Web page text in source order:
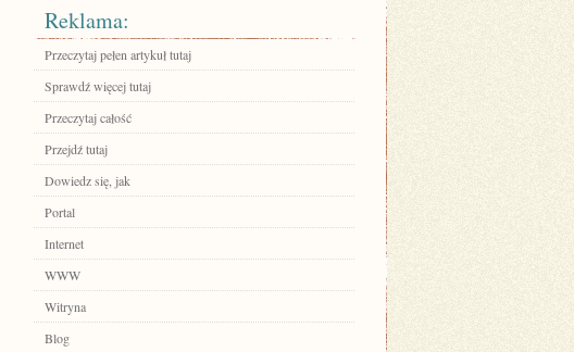
Reklama:
Przeczytaj pełen artykuł tutaj
Sprawdź więcej tutaj
Przeczytaj całość
Przejdź tutaj
Dowiedz się, jak
Portal
Internet
WWW
Witryna
Blog